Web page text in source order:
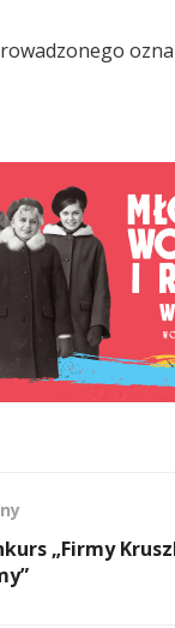
„Firmy